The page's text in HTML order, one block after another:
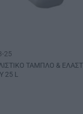
25
ΤΑΜΠΛΟ &
25 L